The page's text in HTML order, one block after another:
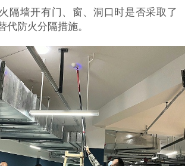
隔墙开有门、窗、洞口时是否采取了
代防火分隔措施。